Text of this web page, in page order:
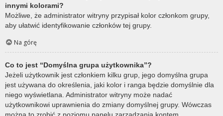
innymi kolorami?
Możliwe, że administrator witryny przypisał kolor członkom grupy,
aby ułatwić identyfikowanie członków tej grupy.
Na górę
Co to jest “Domyślna grupa użytkownika”?
Jeżeli użytkownik jest członkiem kilku grup, jego domyślna grupa
jest używana do określenia, jaki kolor i ranga będzie domyślnie dla
niego wyświetlana. Administrator witryny może nadać
użytkownikowi uprawnienia do zmiany domyślnej grupy. Wówczas